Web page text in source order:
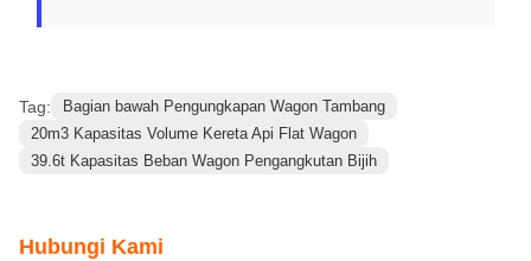
Tag:
Bagian bawah Pengungkapan Wagon Tambang
20m3 Kapasitas Volume Kereta Api Flat Wagon
39.6t Kapasitas Beban Wagon Pengangkutan Bijih
Hubungi Kami